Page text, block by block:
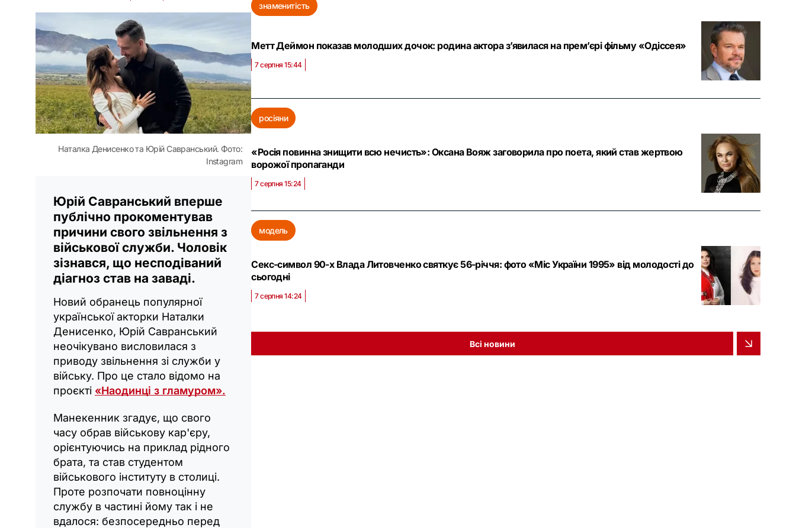
Наталка Денисенко та Юрій Савранський. Фото:
Instagram
Юрій Савранський вперше
публічно прокоментував
причини свого звільнення з
військової служби. Чоловік
зізнався, що несподіваний
діагноз став на заваді.
Новий обранець популярної
української акторки Наталки
Денисенко, Юрій Савранський
неочікувано висловилася з
приводу звільнення зі служби у
війську. Про це стало відомо на
проєкті «Наодинці з гламуром».
Манекенник згадує, що свого
часу обрав військову кар'єру,
орієнтуючись на приклад рідного
брата, та став студентом
військового інституту в столиці.
Проте розпочати повноцінну
службу в частині йому так і не
вдалося: безпосередньо перед
знаменитість
Метт Деймон показав молодших дочок: родина актора з’явилася на прем’єрі фільму «Одіссея»
7 серпня 15:44
росіяни
«Росія повинна знищити всю нечисть»: Оксана Вояж заговорила про поета, який став жертвою
ворожої пропаганди
7 серпня 15:24
модель
Секс-символ 90-х Влада Литовченко святкує 56-річчя: фото «Міс України 1995» від молодості до
сьогодні
7 серпня 14:24
Всі новини